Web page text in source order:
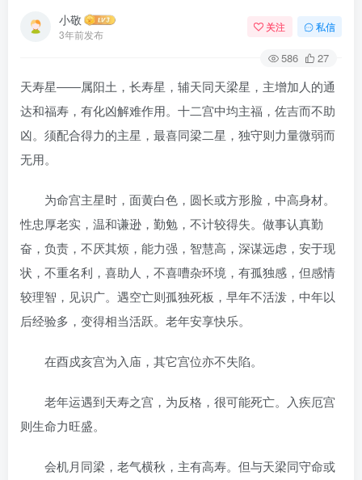
小敬
3年前发布
关注 私信
586 27
天寿星――属阳土，长寿星，辅天同天梁星，主增加人的通
达和福寿，有化凶解难作用。十二宫中均主福，佐吉而不助
凶。须配合得力的主星，最喜同梁二星，独守则力量微弱而
无用。
为命宫主星时，面黄白色，圆长或方形脸，中高身材。
性忠厚老实，温和谦逊，勤勉，不计较得失。做事认真勤
奋，负责，不厌其烦，能力强，智慧高，深谋远虑，安于现
状，不重名利，喜助人，不喜嘈杂环境，有孤独感，但感情
较理智，见识广。遇空亡则孤独死板，早年不活泼，中年以
后经验多，变得相当活跃。老年安享快乐。
在酉戍亥宫为入庙，其它宫位亦不失陷。
老年运遇到天寿之宫，为反格，很可能死亡。入疾厄宫
则生命力旺盛。
会机月同梁，老气横秋，主有高寿。但与天梁同守命或